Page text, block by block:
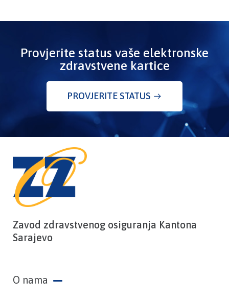
Provjerite status vaše elektronske
zdravstvene kartice
PROVJERITE STATUS
Zavod zdravstvenog osiguranja Kantona
Sarajevo
O nama